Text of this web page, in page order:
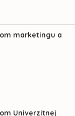
marketingu a
Univerzitnej